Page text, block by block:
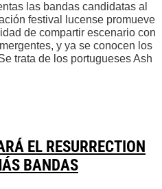
las bandas candidatas al
festival lucense promueve
de compartir escenario con
y ya se conocen los
trata de los portugueses Ash
EL RESURRECTION
BANDAS